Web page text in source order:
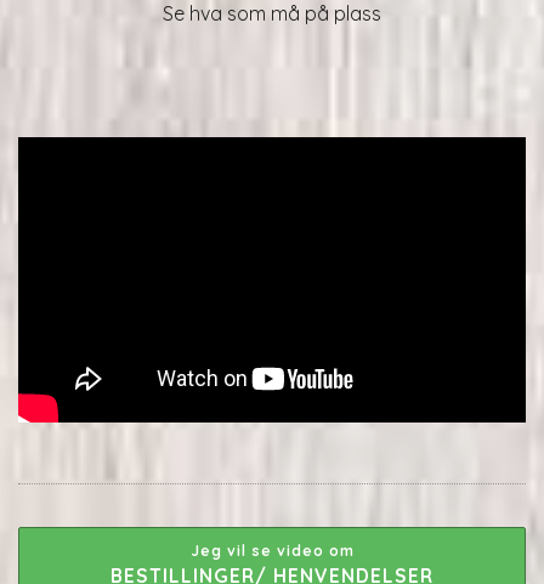
Se hva som må på plass
Jeg vil se video om
BESTILLINGER/ HENVENDELSER